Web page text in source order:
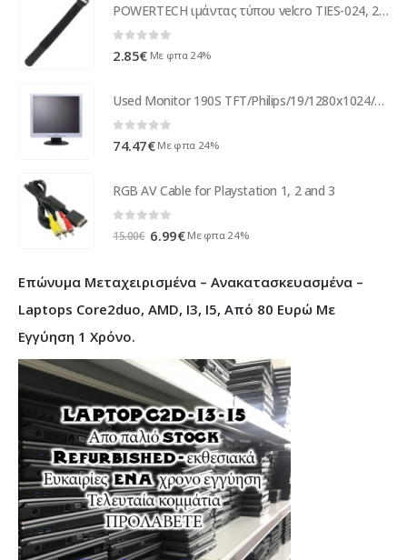
POWERTECH ιμάντας τύπου velcro TIES-024, 20x2cm, μαύρος, 10τμχ
0 out of 5
2.85€ Με φπα 24%
Used Monitor 190S TFT/Philips/19/1280x1024/Black/D-SUB & DVI-D ( 53121 )
0out of 5
74.47€ Με φπα 24%
RGB AV Cable for Playstation 1, 2 and 3
0 out of 5
15.00€ Original
15.00€.
6.99€Η
είναι:
6.99€.
Με φπα 24%
Επώνυμα Μεταχειρισμένα – Ανακατασκευασμένα –
Laptops Core2duo, AMD, I3, I5, Από 80 Ευρώ Με
Εγγύηση 1 Χρόνο.